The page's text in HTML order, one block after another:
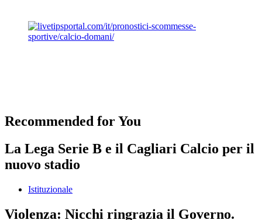
Recommended for You
La Lega Serie B e il Cagliari Calcio per il
nuovo stadio
Istituzionale
Violenza: Nicchi ringrazia il Governo.